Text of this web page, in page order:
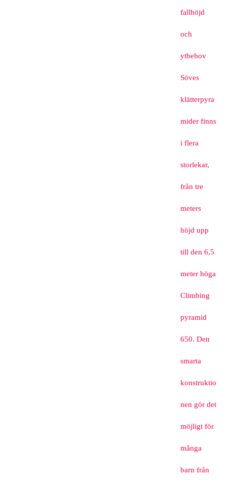
fallhöjd
och
ytbehov
Söves
klätterpyra
mider finns
i flera
storlekar,
från tre
meters
höjd upp
till den 6,5
meter höga
Climbing
pyramid
650. Den
smarta
konstruktio
nen gör det
möjligt för
många
barn från